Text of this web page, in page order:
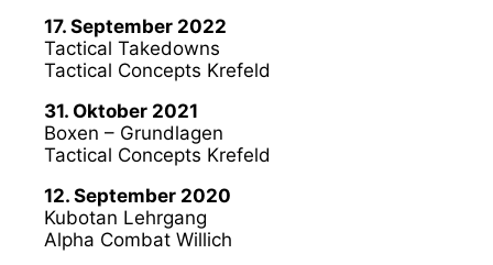
17. September 2022
Tactical Takedowns
Tactical Concepts Krefeld
31. Oktober 2021
Boxen – Grundlagen
Tactical Concepts Krefeld
12. September 2020
Kubotan Lehrgang
Alpha Combat Willich